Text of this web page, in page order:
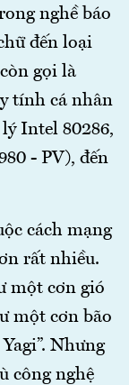
nghề báo
đến loại
gọi là
tính cá nhân
Intel 80286,
- PV), đến
cách mạng
rất nhiều.
một cơn gió
một cơn bão
Nhưng
công nghệ